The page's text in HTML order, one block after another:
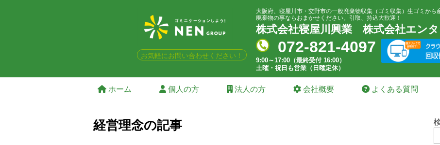
お気軽にお問い合わせください！
大阪府、寝屋川市・交野市の一般廃棄物収集（ゴミ収集）生ゴミから
廃棄物の事ならおまかせください。引取、持込大歓迎！
株式会社寝屋川興業株式会社エン
072-821-4097
9:00～17:00（最終受付 16:00）
土曜・祝日も営業（日曜定休）
ホーム 個人の方 法人の方 会社概要 よくある質問
経営理念の記事